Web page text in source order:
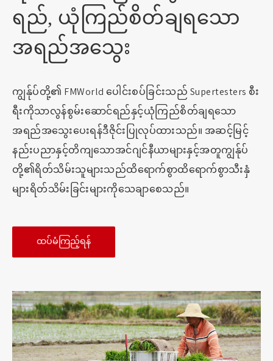
ရည်, ယုံကြည်စိတ်ချရသော
အရည်အသွေး
ကျွန်ုပ်တို့၏ FMWorld ပေါင်းစပ်ခြင်းသည် Supertesters စီး
ရီးကိုသာလွန်စွမ်းဆောင်ရည်နှင့်ယုံကြည်စိတ်ချရသော
အရည်အသွေးပေးရန်ဒီဇိုင်းပြုလုပ်ထားသည်။ အဆင့်မြင့်
နည်းပညာနှင့်တိကျသောအင်ဂျင်နီယာများနှင့်အတူကျွန်ုပ်
တို့၏ရိတ်သိမ်းသူများသည်ထိရောက်စွာထိရောက်စွာသီးနှံ
များရိတ်သိမ်းခြင်းများကိုသေချာစေသည်။
ထပ်မံကြည့်ရန်